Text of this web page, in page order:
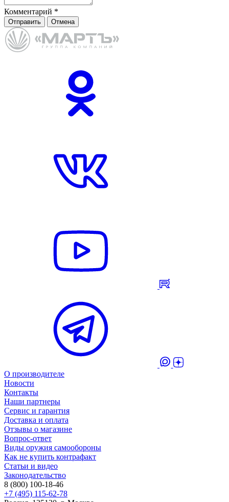
Комментарий *
Отправить Отмена
О производителе
Новости
Контакты
Наши партнеры
Сервис и гарантия
Доставка и оплата
Отзывы о магазине
Вопрос-ответ
Виды оружия самообороны
Как не купить контрафакт
Статьи и видео
Законодательство
8 (800) 100-18-46
+7 (495) 115-62-78